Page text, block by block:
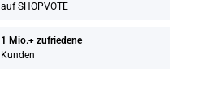
auf SHOPVOTE
1 Mio.+ zufriedene
Kunden